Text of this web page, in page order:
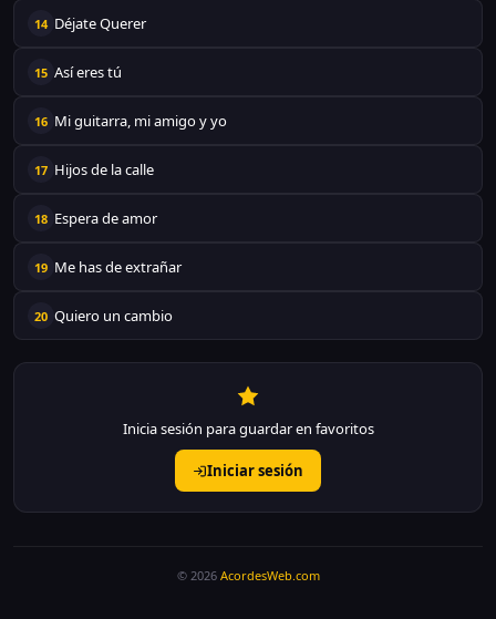
14 Déjate Querer
15 Así eres tú
16 Mi guitarra, mi amigo y yo
17 Hijos de la calle
18 Espera de amor
19 Me has de extrañar
20 Quiero un cambio
Inicia sesión para guardar en favoritos
Iniciar sesión
© 2026 AcordesWeb.com